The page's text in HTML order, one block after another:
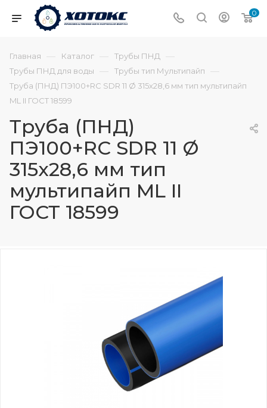
0
Главная — Каталог — Трубы ПНД —
Трубы ПНД для воды — Трубы тип Мультипайп —
Труба (ПНД) ПЭ100+RC SDR 11 Ø 315х28,6 мм тип мультипайп
ML II ГОСТ 18599
Труба (ПНД)
ПЭ100+RC SDR 11 Ø
315х28,6 мм тип
мультипайп ML II
ГОСТ 18599